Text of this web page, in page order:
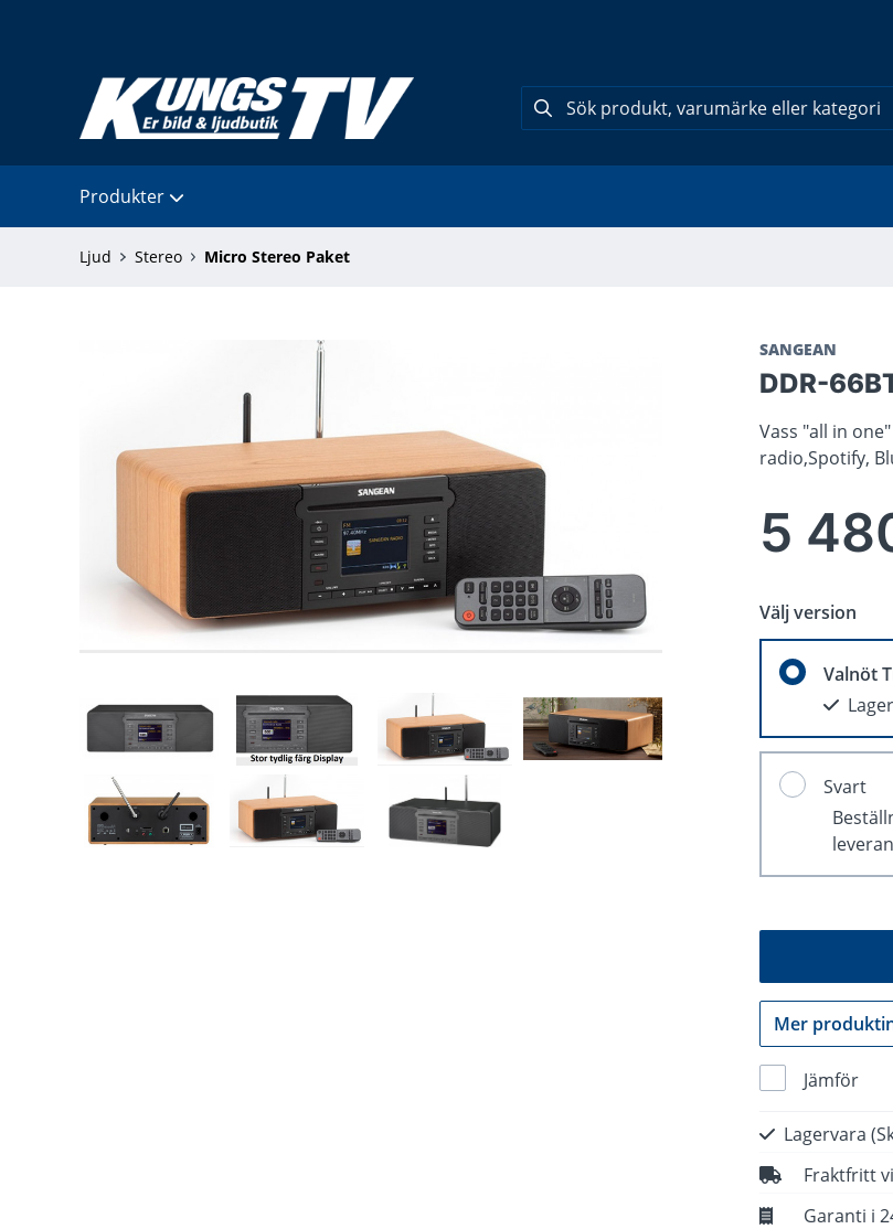
Produkter
Ljud Stereo Micro Stereo Paket
SANGEAN
DDR-
Vass "all in
radio,Spotify,
5
Välj version
Valnöt
Svart
Mer
Jämför
Lagervara
Fraktfritt
Garanti i